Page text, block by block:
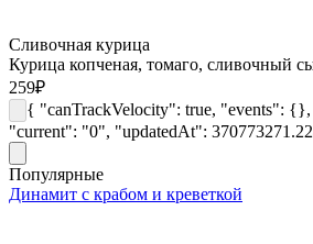
Сливочная курица
Курица копченая, томаго, сливочный
259₽
{ "canTrackVelocity": true, "events": {},
"current": "0", "updatedAt":
Популярные
Динамит с крабом и креветкой